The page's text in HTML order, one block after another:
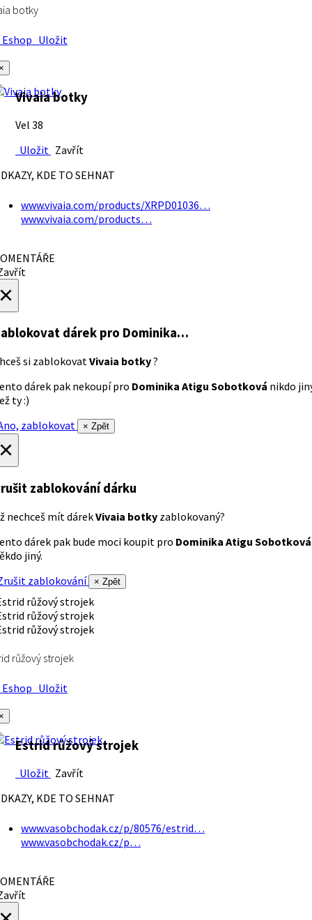
botky
Uložit
Vivaia botky
Vel 38
Uložit Zavřít
KDE TO SEHNAT
www.vivaia.com/products/XRPD01036…
www.vivaia.com/products…
dárek pro Dominika…
si zablokovatVivaia botky?
dárek pak nekoupí pro Dominika Atigu Sobotková nikdo
ty :)
zablokovat
× Zpět
zablokování dárku
nechceš mít dárekVivaia botky zablokovaný?
dárek pak bude moci koupit pro Dominika Atigu Sobotková
jiný.
zablokování
× Zpět
růžový strojek
Uložit
Estrid růžový strojek
Uložit Zavřít
KDE TO SEHNAT
www.vasobchodak.cz/p/80576/estrid…
www.vasobchodak.cz/p…